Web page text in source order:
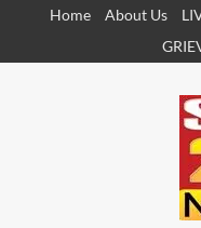
content
Home About Us